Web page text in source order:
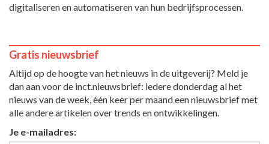
digitaliseren en automatiseren van hun bedrijfsprocessen.
Gratis nieuwsbrief
Altijd op de hoogte van het nieuws in de uitgeverij? Meld je
dan aan voor de inct.nieuwsbrief: iedere donderdag al het
nieuws van de week, één keer per maand een nieuwsbrief met
alle andere artikelen over trends en ontwikkelingen.
Je e-mailadres: